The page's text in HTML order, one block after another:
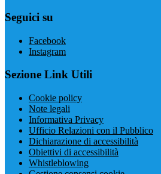
Seguici su
Facebook
Instagram
Sezione Link Utili
Cookie policy
Note legali
Informativa Privacy
Ufficio Relazioni con il Pubblico
Dichiarazione di accessibilità
Obiettivi di accessibilità
Whistleblowing